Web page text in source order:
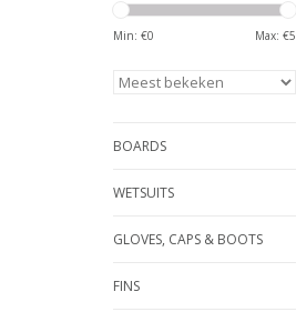
Min: €0 Max: €5
BOARDS
WETSUITS
GLOVES, CAPS & BOOTS
FINS